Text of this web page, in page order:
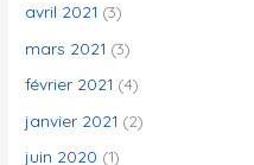
avril 2021 (3)
mars 2021 (3)
février 2021 (4)
janvier 2021 (2)
juin 2020 (1)